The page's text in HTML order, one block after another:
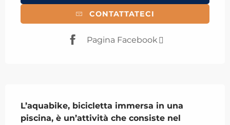
CONTATTATECI
Pagina Facebook
L’aquabike, bicicletta immersa in una
piscina, è un’attività che consiste nel